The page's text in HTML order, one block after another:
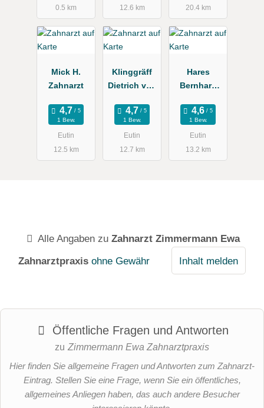
0.5 km
12.6 km
20.4 km
Mick H.
Zahnarzt
1 Bew.
Eutin
12.5 km
Klinggräff
Dietrich von
Fachzahnarz
t für
Oralchirurgi
e
1 Bew.
Eutin
12.7 km
Hares
Bernhard
1 Bew.
Eutin
13.2 km
Alle Angaben zu Zahnarzt Zimmermann Ewa
Zahnarztpraxis ohne Gewähr Inhalt melden
Öffentliche Fragen und Antworten
zu Zimmermann Ewa Zahnarztpraxis
Hier finden Sie allgemeine Fragen und Antworten zum Zahnarzt-
Eintrag. Stellen Sie eine Frage, wenn Sie ein öffentliches,
allgemeines Anliegen haben, das auch andere Besucher